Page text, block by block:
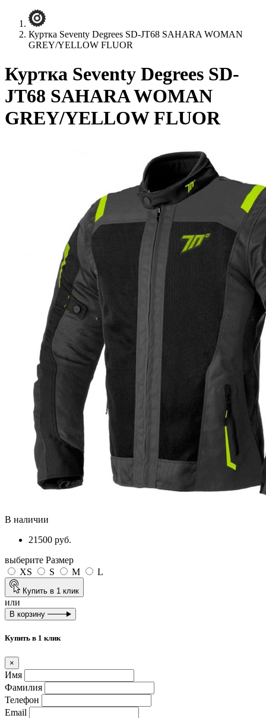
Куртка Seventy Degrees SD-JT68 SAHARA WOMAN
GREY/YELLOW FLUOR
Куртка Seventy Degrees SD-
JT68 SAHARA WOMAN
GREY/YELLOW FLUOR
В наличии
21500 руб.
выберите Размер
XS
S M L
Купить в 1 клик
или
В корзину
Купить в 1 клик
×
Имя
Фамилия
Телефон
Email